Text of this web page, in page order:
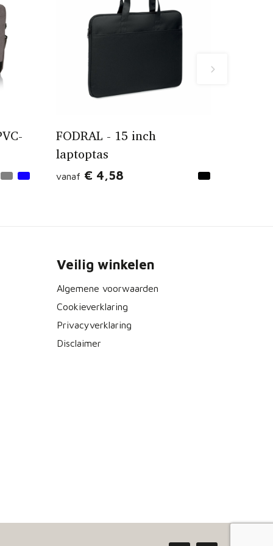
FODRAL - 15 inch
laptoptas
vanaf € 4,58
Veilig winkelen
Algemene voorwaarden
Cookieverklaring
Privacyverklaring
Disclaimer